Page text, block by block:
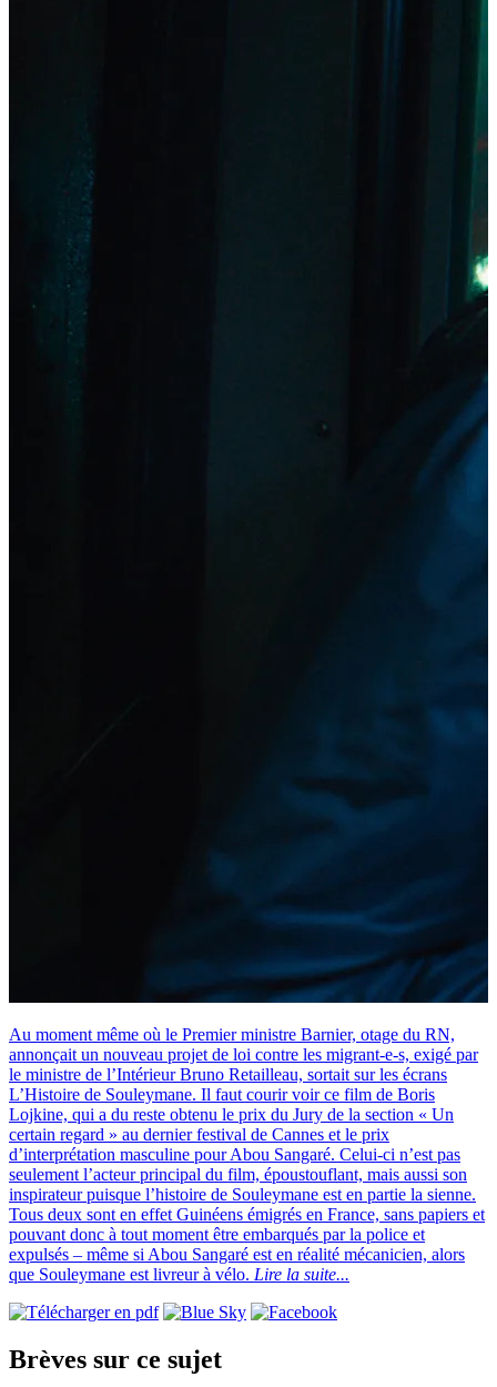
Au moment même où le Premier ministre Barnier, otage du RN,
annonçait un nouveau projet de loi contre les migrant-e-s, exigé par
le ministre de l’Intérieur Bruno Retailleau, sortait sur les écrans
L’Histoire de Souleymane. Il faut courir voir ce film de Boris
Lojkine, qui a du reste obtenu le prix du Jury de la section « Un
certain regard » au dernier festival de Cannes et le prix
d’interprétation masculine pour Abou Sangaré. Celui-ci n’est pas
seulement l’acteur principal du film, époustouflant, mais aussi son
inspirateur puisque l’histoire de Souleymane est en partie la sienne.
Tous deux sont en effet Guinéens émigrés en France, sans papiers et
pouvant donc à tout moment être embarqués par la police et
expulsés – même si Abou Sangaré est en réalité mécanicien, alors
que Souleymane est livreur à vélo. Lire la suite...
Brèves sur ce sujet